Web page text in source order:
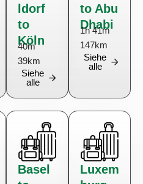
ldorf
to
Köln
40m
39km
Siehe
alle
to Abu
Dhabi
1h 41m
147km
Siehe
alle
Basel
Luxem